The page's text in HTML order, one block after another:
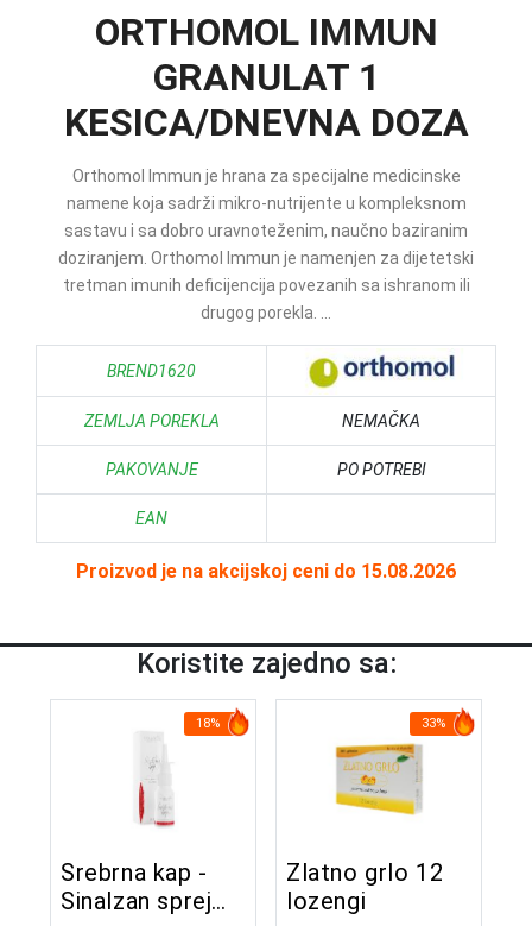
ORTHOMOL IMMUN
GRANULAT 1
KESICA/DNEVNA DOZA
Orthomol Immun je hrana za specijalne medicinske
namene koja sadrži mikro-nutrijente u kompleksnom
sastavu i sa dobro uravnoteženim, naučno baziranim
doziranjem. Orthomol Immun je namenjen za dijetetski
tretman imunih deficijencija povezanih sa ishranom ili
drugog porekla. ...
BREND1620
ZEMLJA POREKLA NEMAČKA
PAKOVANJE PO POTREBI
EAN
Proizvod je na akcijskoj ceni do 15.08.2026
Koristite zajedno sa:
18%
Srebrna kap -
Sinalzan sprej
33%
Zlatno grlo 12
lozengi